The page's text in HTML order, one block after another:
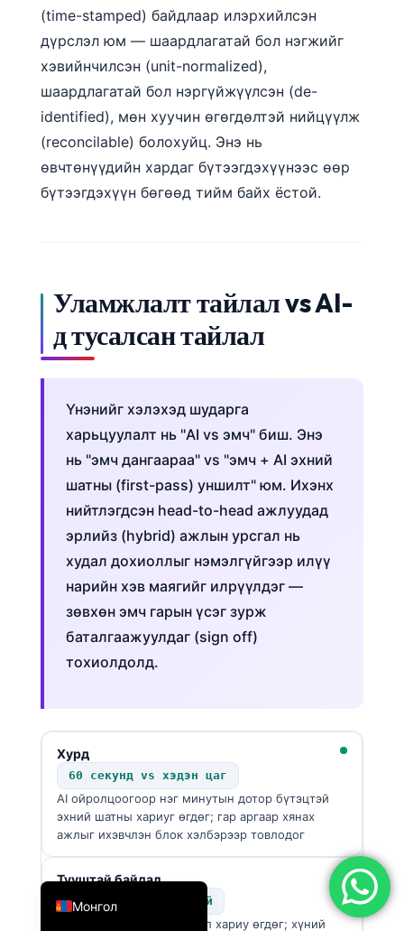
(time-stamped) байдлаар илэрхийлсэн
дүрслэл юм — шаардлагатай бол нэгжийг
хэвийнчилсэн (unit-normalized),
шаардлагатай бол нэргүйжүүлсэн (de-
identified), мөн хуучин өгөгдөлтэй нийцүүлж
(reconcilable) болохуйц. Энэ нь
өвчтөнүүдийн хардаг бүтээгдэхүүнээс өөр
бүтээгдэхүүн бөгөөд тийм байх ёстой.
Уламжлалт тайлал vs AI-
д тусалсан тайлал
Үнэнийг хэлэхэд шударга
харьцуулалт нь "AI vs эмч" биш. Энэ
нь "эмч дангаараа" vs "эмч + AI эхний
шатны (first-pass) уншилт" юм. Ихэнх
нийтлэгдсэн head-to-head ажлуудад
эрлийз (hybrid) ажлын урсгал нь
худал дохиоллыг нэмэлгүйгээр илүү
нарийн хэв маягийг илрүүлдэг —
зөвхөн эмч гарын үсэг зурж
баталгаажуулдаг (sign off)
тохиолдолд.
●
Хурд
60 секунд vs хэдэн цаг
AI ойролцоогоор нэг минутын дотор бүтэцтэй
эхний шатны хариуг өгдөг; гар аргаар хянах
ажлыг ихэвчлэн блок хэлбэрээр товлодог
●
Тууштай байдал
Өндөр vs хувьсамтгай
AI өдрийн аль ч цагт ижил хариу өгдөг; хүний
Монгол
English
العربية
Français
עִבְרִית
Italiano
Português
Ελληνικά
Türkçe
Română
简体中文
فارسی
Български
Dansk
Nederlands
Հայերեն
Íslenska
Azərbaycan dili
Eesti
Čeština
ქართული
Русский
Lietuvių kalba